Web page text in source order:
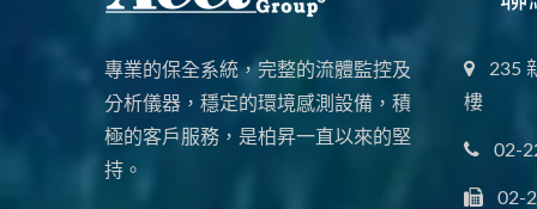
專業的保全系統，完整的流體監控及
分析儀器，穩定的環境感測設備，積
極的客戶服務，是柏昇一直以來的堅
持。
235
樓
02-
02-